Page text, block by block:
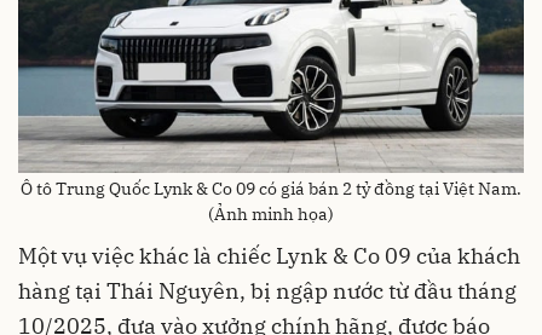
Ô tô Trung Quốc Lynk & Co 09 có giá bán 2 tỷ đồng tại Việt Nam.
(Ảnh minh họa)
Một vụ việc khác là chiếc Lynk & Co 09 của khách
hàng tại Thái Nguyên, bị ngập nước từ đầu tháng
10/2025, đưa vào xưởng chính hãng, được báo